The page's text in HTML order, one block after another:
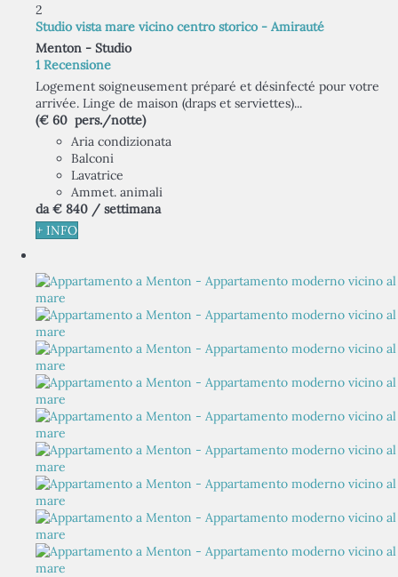
2
Studio vista mare vicino centro storico - Amirauté
Menton - Studio
1 Recensione
Logement soigneusement préparé et désinfecté pour votre
arrivée. Linge de maison (draps et serviettes)...
(€ 60 pers./notte)
Aria condizionata
Balconi
Lavatrice
Ammet. animali
da € 840 / settimana
+ INFO